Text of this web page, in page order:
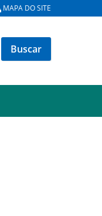
MAPA DO SITE